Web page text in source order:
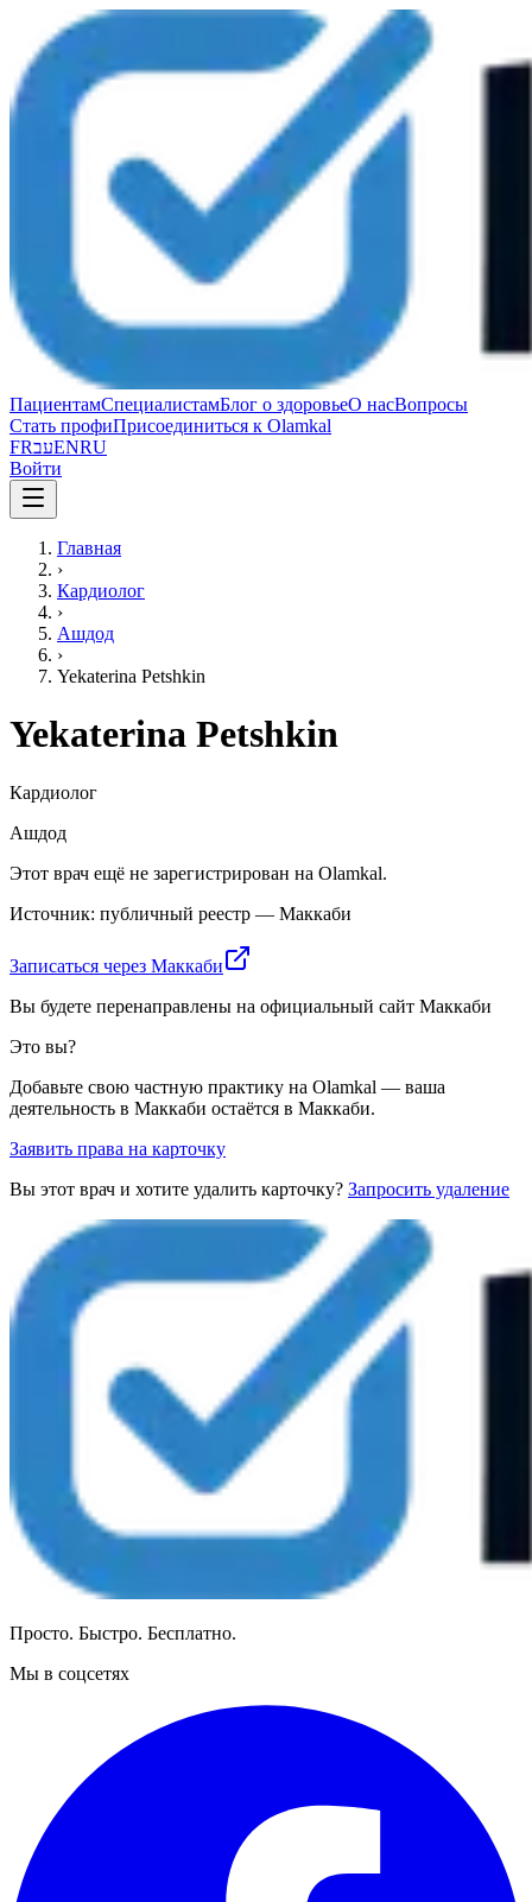
ПациентамСпециалистамБлог о здоровьеО насВопросы
Стать профиПрисоединиться к Olamkal
FRעבENRU
Войти
Главная
›
Кардиолог
›
Ашдод
›
Yekaterina Petshkin
Yekaterina Petshkin
Кардиолог
Ашдод
Этот врач ещё не зарегистрирован на Olamkal.
Источник: публичный реестр — Маккаби
Записаться через Маккаби
Вы будете перенаправлены на официальный сайт Маккаби
Это вы?
Добавьте свою частную практику на Olamkal — ваша
деятельность в Маккаби остаётся в Маккаби.
Заявить права на карточку
Вы этот врач и хотите удалить карточку? Запросить удаление
Просто. Быстро. Бесплатно.
Мы в соцсетях